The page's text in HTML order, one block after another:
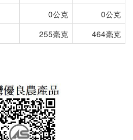
0公克
0公克
255毫克 464毫克